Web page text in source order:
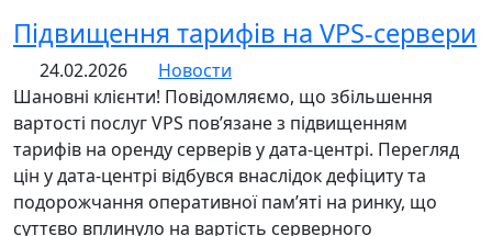
Підвищення тарифів на VPS-сервери
24.02.2026
Новости
Шановні клієнти! Повідомляємо, що збільшення
вартості послуг VPS пов’язане з підвищенням
тарифів на оренду серверів у дата-центрі. Перегляд
цін у дата-центрі відбувся внаслідок дефіциту та
подорожчання оперативної пам’яті на ринку, що
суттєво вплинуло на вартість серверного